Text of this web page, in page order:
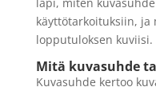
käyttötarkoituksiin,
lopputuloksen kuviisi.
Mitä kuvasuhde
Kuvasuhde kertoo